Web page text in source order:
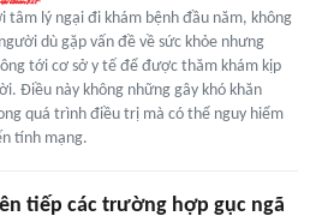
tâm lý ngại đi khám bệnh đầu năm, không
dù gặp vấn đề về sức khỏe nhưng
tới cơ sở y tế để được thăm khám kịp
Điều này không những gây khó khăn
quá trình điều trị mà có thể nguy hiểm
tính mạng.
tiếp các trường hợp gục ngã